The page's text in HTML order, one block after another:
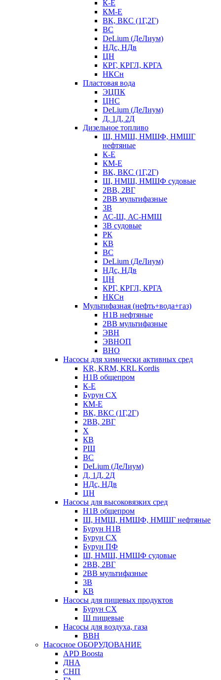
К-Е
КМ-Е
ВК, ВКС (1Г,2Г)
ВС
DeLium (ДеЛиум)
НДс, НДв
ЦН
КРГ, КРГЛ, КРГА
НКСн
Пластовая вода
ЭЦПК
ЦНС
DeLium (ДеЛиум)
Д, 1Д, 2Д
Дизельное топливо
Ш, НМШ, НМШФ, НМШГ
нефтяные
К-Е
КМ-Е
ВК, ВКС (1Г,2Г)
Ш, НМШ, НМШФ судовые
2ВВ, 2ВГ
2ВВ мультифазные
3В
АС-Ш, АС-НМШ
3В судовые
РК
КВ
ВС
DeLium (ДеЛиум)
НДс, НДв
ЦН
КРГ, КРГЛ, КРГА
НКСн
Мультифазная (нефть+вода+газ)
Н1В нефтяные
2ВВ мультифазные
ЭВН
ЭВНОП
ВНО
Насосы для химически активных сред
KR, KRM, KRL Kordis
Н1В общепром
К-Е
Бурун СХ
КМ-Е
ВК, ВКС (1Г,2Г)
2ВВ, 2ВГ
Х
КВ
РШ
ВС
DeLium (ДеЛиум)
Д, 1Д, 2Д
НДс, НДв
ЦН
Насосы для высоковязких сред
Н1В общепром
Ш, НМШ, НМШФ, НМШГ нефтяные
Бурун Н1В
Бурун СХ
Бурун ПФ
Ш, НМШ, НМШФ судовые
2ВВ, 2ВГ
2ВВ мультифазные
3В
КВ
Насосы для пищевых продуктов
Бурун СХ
Ш пищевые
Насосы для воздуха, газа
ВВН
Насосное ОБОРУДОВАНИЕ
APD Boosta
ДНА
СНП